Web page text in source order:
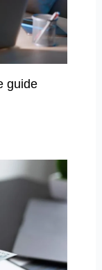
guide